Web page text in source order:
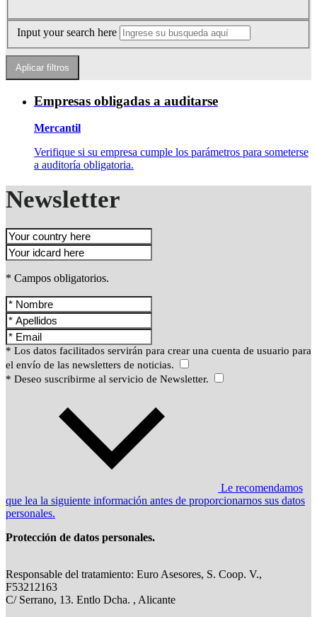
Input your search here
Empresas obligadas a auditarse
Mercantil
Verifique si su empresa cumple los parámetros para someterse
a auditoría obligatoria.
Newsletter
* Campos obligatorios.
* Los datos facilitados servirán para crear una cuenta de usuario para
el envío de las newsletters de noticias.
* Deseo suscribirme al servicio de Newsletter.
Le recomendamos
que lea la siguiente información antes de proporcionarnos sus datos
personales.
Protección de datos personales.
Responsable del tratamiento: Euro Asesores, S. Coop. V.,
F53212163
C/ Serrano, 13. Entlo Dcha. , Alicante